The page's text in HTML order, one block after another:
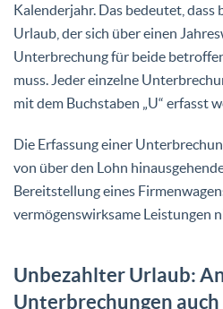
Kalenderjahr. Das bedeutet, dass
Urlaub, der sich über einen
Unterbrechung für beide
muss. Jeder einzelne
mit dem Buchstaben „U“ erfasst
Die Erfassung einer
von über den Lohn
Bereitstellung eines
vermögenswirksame Leistungen
Unbezahlter Urlaub:
Unterbrechungen auch